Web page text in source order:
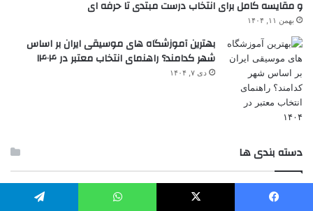
و مقایسه کامل برای انتخاب درست مبتدی تا حرفه ای
بهمن ۱۱, ۱۴۰۴
بهترین آموزشگاه های موسیقی ایران بر اساس
شهر کدامند؟ راهنمای انتخاب معتبر در ۱۴۰۴
دی ۷, ۱۴۰۴
دسته بندی ها
سبک های موسیقی